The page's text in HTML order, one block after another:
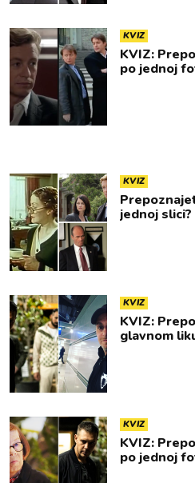
KVIZ
KVIZ:
po jednoj
KVIZ
jednoj slici?
KVIZ
KVIZ:
glavnom
KVIZ
KVIZ:
po jednoj